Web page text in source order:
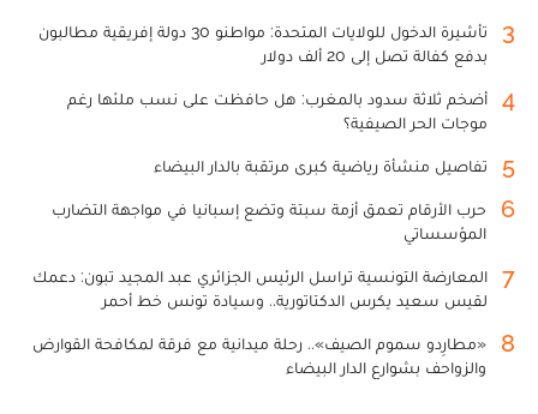
3
تأشيرة الدخول للولايات المتحدة: مواطنو 30 دولة إفريقية مطالبون
بدفع كفالة تصل إلى 20 ألف دولار
4
أضخم ثلاثة سدود بالمغرب: هل حافظت على نسب ملئها رغم
موجات الحر الصيفية؟
5 تفاصيل منشأة رياضية كبرى مرتقبة بالدار البيضاء
6
حرب الأرقام تعمق أزمة سبتة وتضع إسبانيا في مواجهة التضارب
المؤسساتي
7
المعارضة التونسية تراسل الرئيس الجزائري عبد المجيد تبون: دعمك
لقيس سعيد يكرس الدكتاتورية.. وسيادة تونس خط أحمر
8
«مطارِدو سموم الصيف».. رحلة ميدانية مع فرقة لمكافحة القوارض
والزواحف بشوارع الدار البيضاء